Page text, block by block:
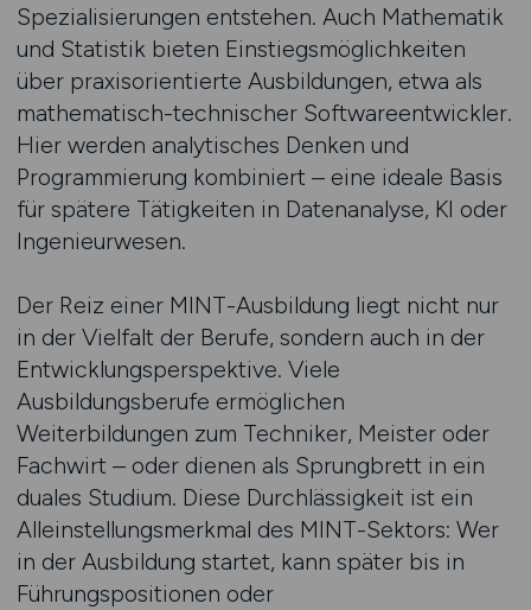
Spezialisierungen entstehen. Auch Mathematik
und Statistik bieten Einstiegsmöglichkeiten
über praxisorientierte Ausbildungen, etwa als
mathematisch-technischer Softwareentwickler.
Hier werden analytisches Denken und
Programmierung kombiniert – eine ideale Basis
für spätere Tätigkeiten in Datenanalyse, KI oder
Ingenieurwesen.
Der Reiz einer MINT-Ausbildung liegt nicht nur
in der Vielfalt der Berufe, sondern auch in der
Entwicklungsperspektive. Viele
Ausbildungsberufe ermöglichen
Weiterbildungen zum Techniker, Meister oder
Fachwirt – oder dienen als Sprungbrett in ein
duales Studium. Diese Durchlässigkeit ist ein
Alleinstellungsmerkmal des MINT-Sektors: Wer
in der Ausbildung startet, kann später bis in
Führungspositionen oder